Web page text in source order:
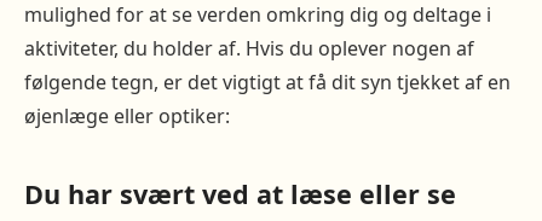
mulighed for at se verden omkring dig og deltage i
aktiviteter, du holder af. Hvis du oplever nogen af
følgende tegn, er det vigtigt at få dit syn tjekket af en
øjenlæge eller optiker:
Du har svært ved at læse eller se